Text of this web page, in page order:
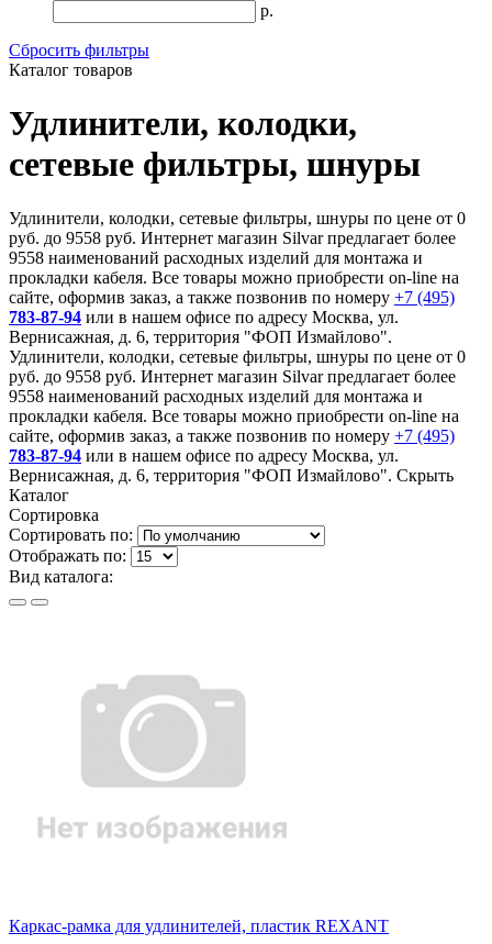
р.
Сбросить фильтры
Каталог товаров
Удлинители, колодки,
сетевые фильтры, шнуры
Удлинители, колодки, сетевые фильтры, шнуры по цене от 0
руб. до 9558 руб. Интернет магазин Silvar предлагает более
9558 наименований расходных изделий для монтажа и
прокладки кабеля. Все товары можно приобрести on-line на
сайте, оформив заказ, а также позвонив по номеру +7 (495)
783-87-94 или в нашем офисе по адресу Москва, ул.
Вернисажная, д. 6, территория "ФОП Измайлово".
Удлинители, колодки, сетевые фильтры, шнуры по цене от 0
руб. до 9558 руб. Интернет магазин Silvar предлагает более
9558 наименований расходных изделий для монтажа и
прокладки кабеля. Все товары можно приобрести on-line на
сайте, оформив заказ, а также позвонив по номеру +7 (495)
783-87-94 или в нашем офисе по адресу Москва, ул.
Вернисажная, д. 6, территория "ФОП Измайлово". Скрыть
Каталог
Сортировка
Сортировать по:
Отображать по:
Вид каталога:
Каркас-рамка для удлинителей, пластик REXANT